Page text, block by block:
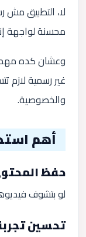
لا، التطبيق مش
محسنة لواجهة
وعشان كده
غير رسمية لازم
والخصوصية.
أهم
حفظ
لو بتشوف
تحسين